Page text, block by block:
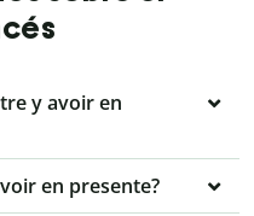
y avoir en
en presente?